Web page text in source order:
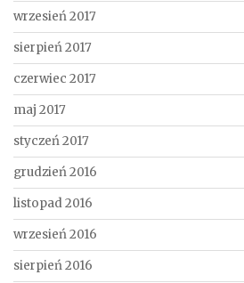
wrzesień 2017
sierpień 2017
czerwiec 2017
maj 2017
styczeń 2017
grudzień 2016
listopad 2016
wrzesień 2016
sierpień 2016